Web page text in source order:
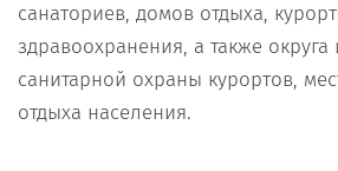
санаториев, домов отдыха,
здравоохранения, а также
санитарной охраны курортов,
отдыха населения.